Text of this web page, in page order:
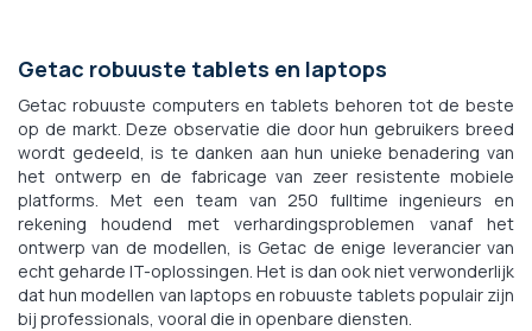
Getac robuuste tablets en laptops
Getac robuuste computers en tablets behoren tot de beste
op de markt. Deze observatie die door hun gebruikers breed
wordt gedeeld, is te danken aan hun unieke benadering van
het ontwerp en de fabricage van zeer resistente mobiele
platforms. Met een team van 250 fulltime ingenieurs en
rekening houdend met verhardingsproblemen vanaf het
ontwerp van de modellen, is Getac de enige leverancier van
echt geharde IT-oplossingen. Het is dan ook niet verwonderlijk
dat hun modellen van laptops en robuuste tablets populair zijn
bij professionals, vooral die in openbare diensten.